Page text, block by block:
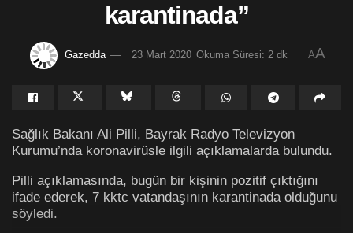
karantinada”
Gazedda 23 Mart 2020 Okuma Süresi: 2 dk AA
Sağlık Bakanı Ali Pilli, Bayrak Radyo Televizyon
Kurumu’nda koronavirüsle ilgili açıklamalarda bulundu.
Pilli açıklamasında, bugün bir kişinin pozitif çıktığını
ifade ederek, 7 kktc vatandaşının karantinada olduğunu
söyledi.